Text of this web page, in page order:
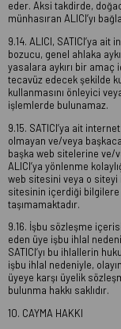
eder. Aksi takdirde,
münhasıran ALICI’yı
9.14. ALICI, SATICI’ya
bozucu, genel ahlaka
yasalara aykırı bir amaç
tecavüz edecek şekilde
kullanmasını önleyici
işlemlerde bulunamaz.
9.15. SATICI’ya ait
olmayan ve/veya
başka web sitelerine ve/
ALICI’ya yönlenme
web sitesini veya o
sitesinin içerdiği
taşımamaktadır.
9.16. İşbu sözleşme
eden üye işbu ihlal
SATICI’yı bu ihlallerin
işbu ihlal nedeniyle,
üyeye karşı üyelik
bulunma hakkı saklıdır.
10. CAYMA HAKKI